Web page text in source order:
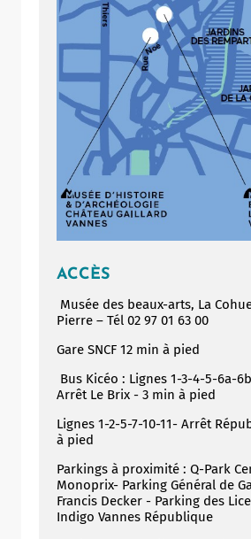
ACCÈS
Musée des beaux-arts, La
Pierre – Tél 02 97 01 63 00
Gare SNCF 12 min à pied
Bus Kicéo : Lignes 1-3-4-5-6a-
Arrêt Le Brix - 3 min à pied
Lignes 1-2-5-7-10-11- Arrêt
à pied
Parkings à proximité : Q-Park
Monoprix- Parking Général de
Francis Decker - Parking des
Indigo Vannes République